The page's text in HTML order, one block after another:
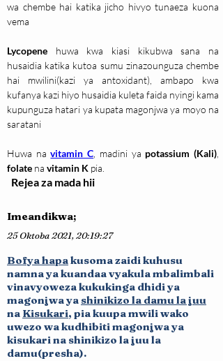
wa chembe hai katika jicho hivyo tunaeza kuona
vema
Lycopene huwa kwa kiasi kikubwa sana na
husaidia katika kutoa sumu zinazounguza chembe
hai mwilini(kazi ya antoxidant), ambapo kwa
kufanya kazi hiyo husaidia kuleta faida nyingi kama
kupunguza hatari ya kupata magonjwa ya moyo na
saratani
Huwa na vitamin C , madini ya potassium (Kali)
folate na vitamin K pia.
Rejea za mada hii
Imeandikwa;
25 Oktoba 2021, 20:19:27
Bofya hapakusoma zaidi kuhusu
namna ya kuandaa vyakula mbalimbali
vinavyoweza kukukinga dhidi ya
magonjwa ya shinikizo la damu la juu
na Kisukari, pia kuupa mwili wako
uwezo wa kudhibiti magonjwa ya
kisukari na shinikizo la juu la
damu(presha).